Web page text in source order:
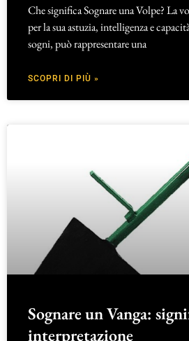
Che significa Sognare una Volpe? La
per la sua astuzia, intelligenza e
sogni, può rappresentare una
SCOPRI DI PIÙ »
Sognare un Vanga:
interpretazione